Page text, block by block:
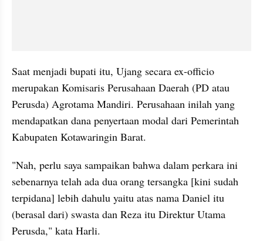
Saat menjadi bupati itu, Ujang secara ex-officio
merupakan Komisaris Perusahaan Daerah (PD atau
Perusda) Agrotama Mandiri. Perusahaan inilah yang
mendapatkan dana penyertaan modal dari Pemerintah
Kabupaten Kotawaringin Barat.
"Nah, perlu saya sampaikan bahwa dalam perkara ini
sebenarnya telah ada dua orang tersangka [kini sudah
terpidana] lebih dahulu yaitu atas nama Daniel itu
(berasal dari) swasta dan Reza itu Direktur Utama
Perusda," kata Harli.